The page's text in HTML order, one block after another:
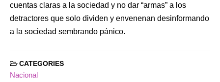
cuentas claras a la sociedad y no dar “armas” a los
detractores que solo dividen y envenenan desinformando
a la sociedad sembrando pánico.
CATEGORIES
Nacional